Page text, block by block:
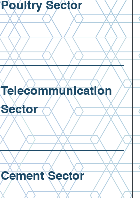
Poultry Sector
Telecommunication
Sector
Cement Sector